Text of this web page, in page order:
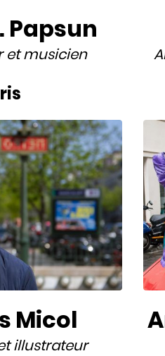
Papsun
etmusicien
Micol
illustrateur